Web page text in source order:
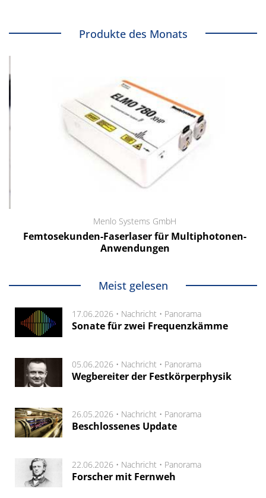
Produkte des Monats
Menlo Systems GmbH
Femtosekunden-Faserlaser für Multiphotonen-
Anwendungen
Meist gelesen
17.06.2026 • Nachricht • Panorama
Sonate für zwei Frequenzkämme
05.06.2026 • Nachricht • Panorama
Wegbereiter der Festkörperphysik
26.05.2026 • Nachricht • Panorama
Beschlossenes Update
22.06.2026 • Nachricht • Panorama
Forscher mit Fernweh